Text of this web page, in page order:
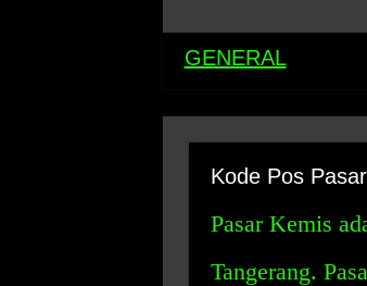
GENERAL
Kode Pos
Pasar Kemis
Tangerang.